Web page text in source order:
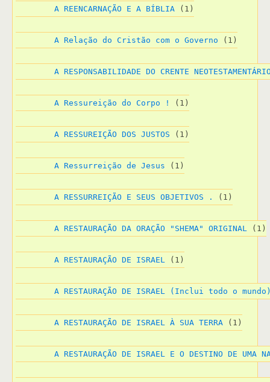
A REENCARNAÇÃO E A BÍBLIA (1)
A Relação do Cristão com o Governo (1)
A RESPONSABILIDADE DO CRENTE
A Ressureição do Corpo ! (1)
A RESSUREIÇÃO DOS JUSTOS (1)
A Ressurreição de Jesus (1)
A RESSURREIÇÃO E SEUS OBJETIVOS . (1)
A RESTAURAÇÃO DA ORAÇÃO "SHEMA" ORIGINAL (1)
A RESTAURAÇÃO DE ISRAEL (1)
A RESTAURAÇÃO DE ISRAEL (Inclui todo o
A RESTAURAÇÃO DE ISRAEL À SUA TERRA (1)
A RESTAURAÇÃO DE ISRAEL E O DESTINO DE UMA